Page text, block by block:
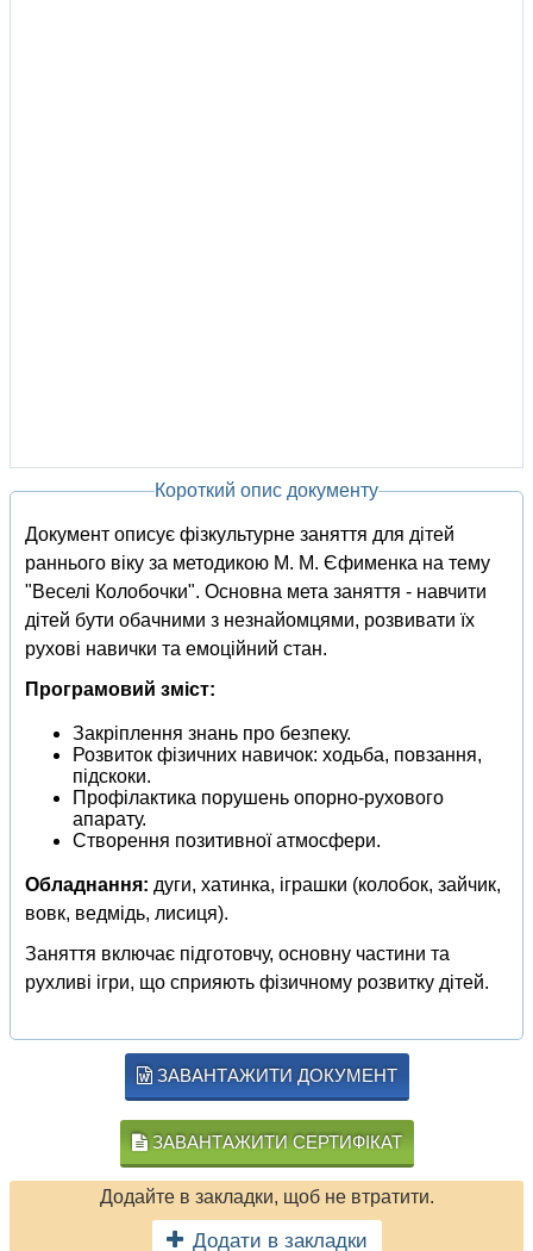
Короткий опис документу
Документ описує фізкультурне заняття для дітей
раннього віку за методикою М. М. Єфименка на тему
"Веселі Колобочки". Основна мета заняття - навчити
дітей бути обачними з незнайомцями, розвивати їх
рухові навички та емоційний стан.
Програмовий зміст:
Закріплення знань про безпеку.
Розвиток фізичних навичок: ходьба, повзання,
підскоки.
Профілактика порушень опорно-рухового
апарату.
Створення позитивної атмосфери.
Обладнання: дуги, хатинка, іграшки (колобок, зайчик,
вовк, ведмідь, лисиця).
Заняття включає підготовчу, основну частини та
рухливі ігри, що сприяють фізичному розвитку дітей.
ЗАВАНТАЖИТИ ДОКУМЕНТ
ЗАВАНТАЖИТИ СЕРТИФІКАТ
Додайте в закладки, щоб не втратити.
Додати в закладки